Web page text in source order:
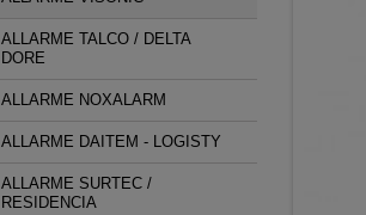
ALLARME TALCO / DELTA
DORE
ALLARME NOXALARM
ALLARME DAITEM - LOGISTY
ALLARME SURTEC /
RESIDENCIA